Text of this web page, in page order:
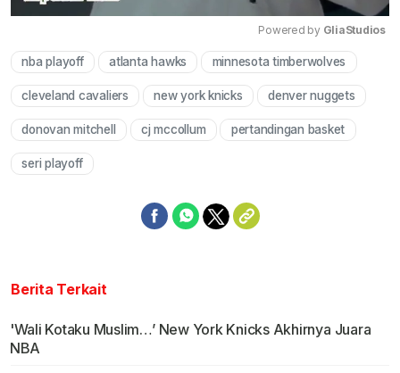
Mute
Powered by GliaStudios
nba playoff atlanta hawks minnesota timberwolves
cleveland cavaliers new york knicks denver nuggets
donovan mitchell cj mccollum pertandingan basket
seri playoff
Berita Terkait
'Wali Kotaku Muslim…’ New York Knicks Akhirnya Juara
NBA